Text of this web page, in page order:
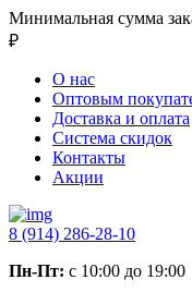
Минимальная сумма
₽
О нас
Оптовым
Доставка и оплата
Система скидок
Контакты
Акции
8 (914) 286-28-10
Пн-Пт: с 10:00 до 19:00